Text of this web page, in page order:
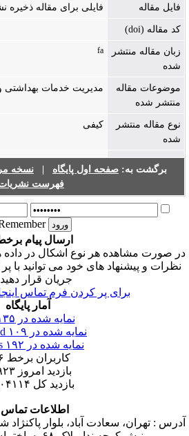
فایل مقاله فایلی برای مقاله ذخیره
کد مقاله (doi)
زبان مقاله منتشر
شده
موضوعات مقاله
منتشر شده
مدیریت خدمات بهداشتی و
نوع مقاله منتشر
شده
کیفی
برگشت به:صفحه اول پایگاه| نسخه
فهرست نشریات
Remember
ارسال پیام برخط
صورت مشاهده هر نوع اشکال در داده
نظرات و پیشنهاد های خود می توانید با
جریان قرار دهید.
برای پر کردن فرم تماس اینجا
آمار پایگاه
نمایه شده در ISI۱۳۵
نمایه شده در PubMed۱۰۹
نمایه شده در Scopus۱۹۲
کاربران برخط
بازدید امروز
بازدید کل
اطلاعات تماس
: تهران، سعادت آباد، بلوار پاکنژاد